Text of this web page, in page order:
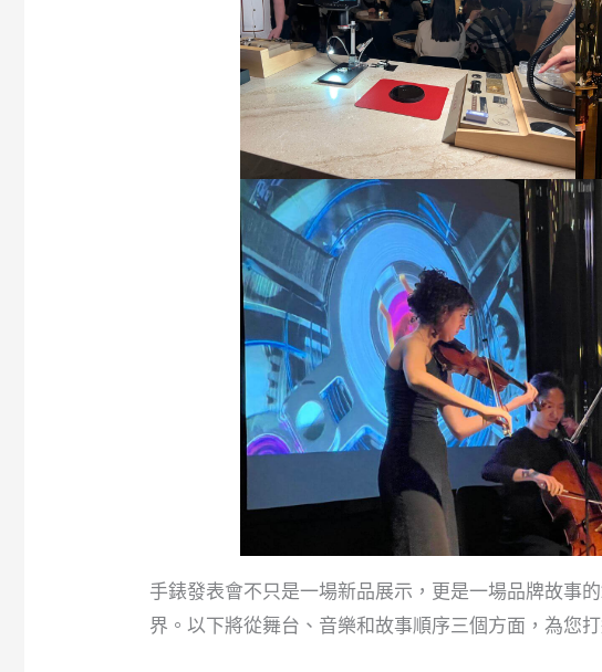
手錶發表會不只是一場新品展示，更是一場品牌故事
界。以下將從舞台、音樂和故事順序三個方面，為您